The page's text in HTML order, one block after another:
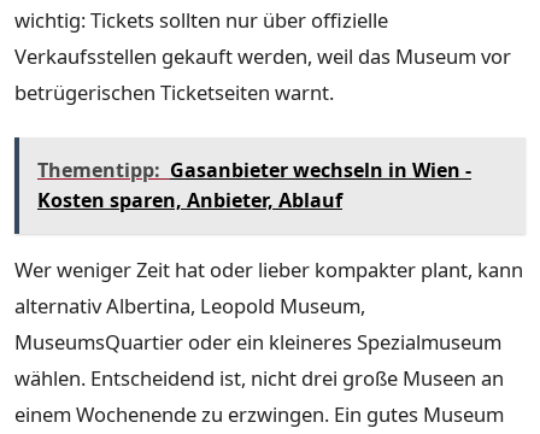
wichtig: Tickets sollten nur über offizielle
Verkaufsstellen gekauft werden, weil das Museum vor
betrügerischen Ticketseiten warnt.
Thementipp: Gasanbieter wechseln in Wien -
Kosten sparen, Anbieter, Ablauf
Wer weniger Zeit hat oder lieber kompakter plant, kann
alternativ Albertina, Leopold Museum,
MuseumsQuartier oder ein kleineres Spezialmuseum
wählen. Entscheidend ist, nicht drei große Museen an
einem Wochenende zu erzwingen. Ein gutes Museum